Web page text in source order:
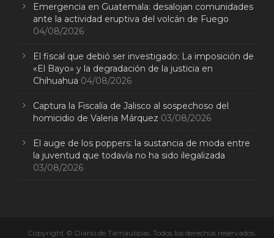
Emergencia en Guatemala: desalojan comunidades
ante la actividad eruptiva del volcán de Fuego
04/08/2026
El fiscal que debió ser investigado: La imposición de
«El Bayo» y la degradación de la justicia en
Chihuahua 04/08/2026
Captura la Fiscalía de Jalisco al sospechoso del
homicidio de Valeria Márquez 03/08/2026
El auge de los poppers: la sustancia de moda entre
la juventud que todavía no ha sido ilegalizada
03/08/2026
Copyright © Diario de Tamaulipas. Todos los derechos reservados.